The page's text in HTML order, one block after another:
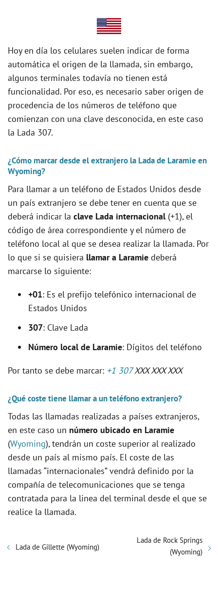
d
e
o
Hoy en día los celulares suelen indicar de forma
automática el origen de la llamada, sin embargo,
algunos terminales todavía no tienen está
funcionalidad. Por eso, es necesario saber origen de
procedencia de los números de teléfono que
comienzan con una clave desconocida, en este caso
la Lada 307.
¿Cómo marcar desde el extranjero la Lada de Laramie en
Wyoming?
Para llamar a un teléfono de Estados Unidos desde
un país extranjero se debe tener en cuenta que se
deberá indicar la clave Lada internacional (+1), el
código de área correspondiente y el número de
teléfono local al que se desea realizar la llamada. Por
lo que si se quisiera llamar a Laramie deberá
marcarse lo siguiente:
+01: Es el prefijo telefónico internacional de
Estados Unidos
307: Clave Lada
Número local de Laramie: Dígitos del teléfono
Por tanto se debe marcar: +1 307XXX XXX XXX
¿Qué coste tiene llamar a un teléfono extranjero?
Todas las llamadas realizadas a países extranjeros,
en este caso un número ubicado en Laramie
(Wyoming), tendrán un coste superior al realizado
desde un país al mismo país. El coste de las
llamadas “internacionales” vendrá definido por la
compañía de telecomunicaciones que se tenga
contratada para la linea del terminal desde el que se
realice la llamada.
Lada de Gillette (Wyoming)
Lada de Rock Springs
(Wyoming)